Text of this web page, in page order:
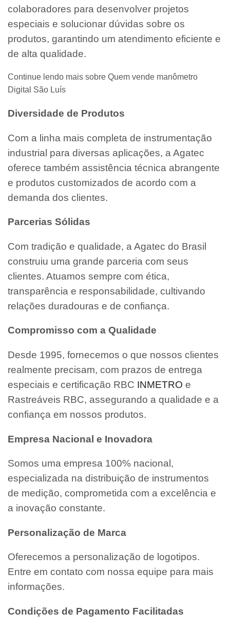
colaboradores para desenvolver projetos
especiais e solucionar dúvidas sobre os
produtos, garantindo um atendimento eficiente e
de alta qualidade.
Continue lendo mais sobre Quem vende manômetro
Digital São Luís
Diversidade de Produtos
Com a linha mais completa de instrumentação
industrial para diversas aplicações, a Agatec
oferece também assistência técnica abrangente
e produtos customizados de acordo com a
demanda dos clientes.
Parcerias Sólidas
Com tradição e qualidade, a Agatec do Brasil
construiu uma grande parceria com seus
clientes. Atuamos sempre com ética,
transparência e responsabilidade, cultivando
relações duradouras e de confiança.
Compromisso com a Qualidade
Desde 1995, fornecemos o que nossos clientes
realmente precisam, com prazos de entrega
especiais e certificação RBC INMETRO e
Rastreáveis RBC, assegurando a qualidade e a
confiança em nossos produtos.
Empresa Nacional e Inovadora
Somos uma empresa 100% nacional,
especializada na distribuição de instrumentos
de medição, comprometida com a excelência e
a inovação constante.
Personalização de Marca
Oferecemos a personalização de logotipos.
Entre em contato com nossa equipe para mais
informações.
Condições de Pagamento Facilitadas